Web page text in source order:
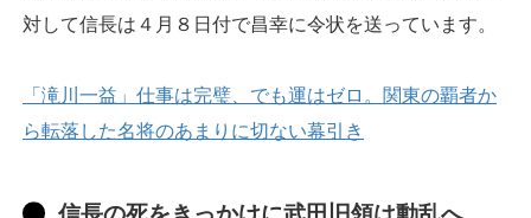
対して信長は４月８日付で昌幸に令状を送っています。
「滝川一益」仕事は完璧、でも運はゼロ。関東の覇者か
ら転落した名将のあまりに切ない幕引き